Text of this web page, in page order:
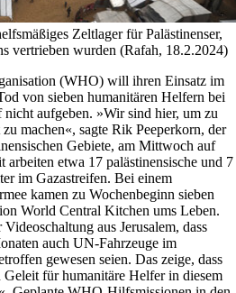
Zeltlager für Palästinenser,
vertrieben wurden (Rafah, 18.2.2024)
(WHO) will ihren Einsatz im
von sieben humanitären Helfern bei
aufgeben. »Wir sind hier, um zu
machen«, sagte Rik Peeperkorn, der
Gebiete, am Mittwoch auf
arbeiten etwa 17 palästinensische und 7
im Gazastreifen. Bei einem
kamen zu Wochenbeginn sieben
World Central Kitchen ums Leben.
aus Jerusalem, dass
auch UN-Fahrzeuge im
gewesen seien. Das zeige, dass
Geleit für humanitäre Helfer in diesem